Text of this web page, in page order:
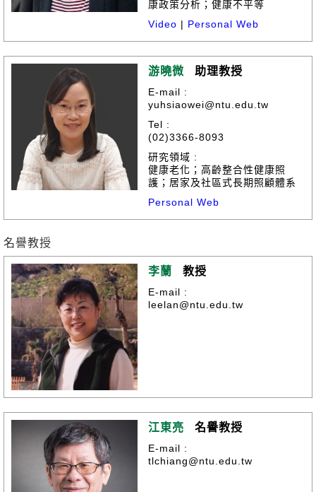
康政策分析；健康不平等
Video | Personal Web
游曉微 助理教授
E-mail :
yuhsiaowei@ntu.edu.tw
Tel :
(02)3366-8093
研究領域 :
健康老化；高齡整合性健康照
護；居家及社區式長期照顧體系
Personal Web
名譽教授
李蘭 教授
E-mail :
leelan@ntu.edu.tw
江東亮 名譽教授
E-mail :
tlchiang@ntu.edu.tw